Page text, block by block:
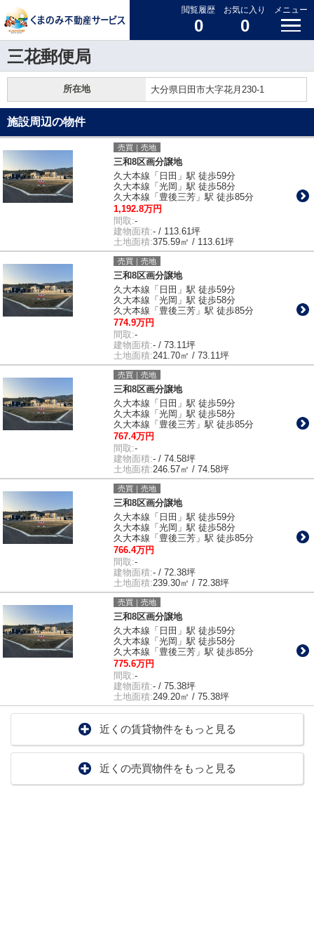
閲覧履歴
0
お気に入り
0
メニュー
三花郵便局
所在地 大分県日田市大字花月230-1
施設周辺の物件
売買｜売地
三和8区画分譲地
久大本線「日田」駅 徒歩59分
久大本線「光岡」駅 徒歩58分
久大本線「豊後三芳」駅 徒歩85分
1,192.8万円
間取:-
建物面積:- / 113.61坪
土地面積:375.59㎡ / 113.61坪
売買｜売地
三和8区画分譲地
久大本線「日田」駅 徒歩59分
久大本線「光岡」駅 徒歩58分
久大本線「豊後三芳」駅 徒歩85分
774.9万円
間取:-
建物面積:- / 73.11坪
土地面積:241.70㎡ / 73.11坪
売買｜売地
三和8区画分譲地
久大本線「日田」駅 徒歩59分
久大本線「光岡」駅 徒歩58分
久大本線「豊後三芳」駅 徒歩85分
767.4万円
間取:-
建物面積:- / 74.58坪
土地面積:246.57㎡ / 74.58坪
売買｜売地
三和8区画分譲地
久大本線「日田」駅 徒歩59分
久大本線「光岡」駅 徒歩58分
久大本線「豊後三芳」駅 徒歩85分
766.4万円
間取:-
建物面積:- / 72.38坪
土地面積:239.30㎡ / 72.38坪
売買｜売地
三和8区画分譲地
久大本線「日田」駅 徒歩59分
久大本線「光岡」駅 徒歩58分
久大本線「豊後三芳」駅 徒歩85分
775.6万円
間取:-
建物面積:- / 75.38坪
土地面積:249.20㎡ / 75.38坪
近くの賃貸物件をもっと見る
近くの売買物件をもっと見る